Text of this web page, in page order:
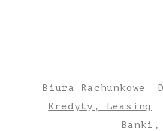
Biura Rachunkowe
Kredyty, Leasing
Banki,